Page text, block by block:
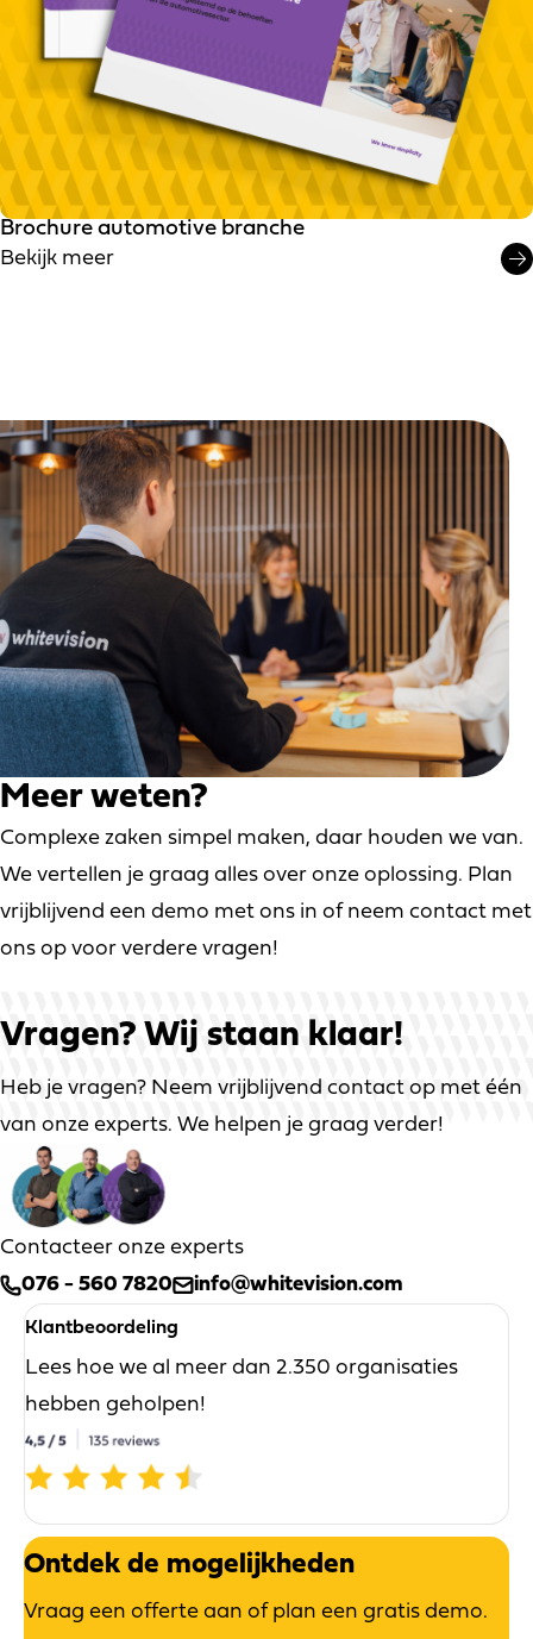
Brochure automotive branche
Bekijk meer
Meer weten?
Complexe zaken simpel maken, daar houden we van.
We vertellen je graag alles over onze oplossing. Plan
vrijblijvend een demo met ons in of neem contact met
ons op voor verdere vragen!
Vragen? Wij staan klaar!
Heb je vragen? Neem vrijblijvend contact op met één
van onze experts. We helpen je graag verder!
Contacteer onze experts
076 - 560 7820
info@whitevision.com
Klantbeoordeling
Lees hoe we al meer dan 2.350 organisaties
hebben geholpen!
Ontdek de mogelijkheden
Vraag een offerte aan of plan een gratis demo.